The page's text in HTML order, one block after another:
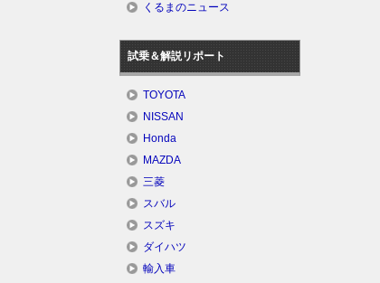
くるまのニュース
試乗＆解説リポート
TOYOTA
NISSAN
Honda
MAZDA
三菱
スバル
スズキ
ダイハツ
輸入車